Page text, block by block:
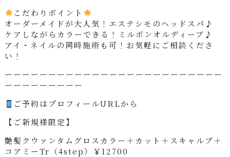
こだわりポイント
オーダーメイドが大人気！エステシモのヘッドスパ♪
ケアしながらカラーできる！ミルボンオルディーブ♪
アイ・ネイルの同時施術も可！お気軽にご相談くださ
い！
ーーーーーーーーーーーーーーーーーーーーーーーーー
ーーーーーーーーー
ご予約はプロフィールURLから
【ご新規様限定】
艶髪クウァンタムグロスカラー＋カット＋スキャルプ＋
コアミーTr（4step）￥12700